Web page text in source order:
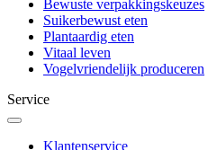
Bewuste verpakkingskeuzes
Suikerbewust eten
Plantaardig eten
Vitaal leven
Vogelvriendelijk produceren
Service
Klantenservice